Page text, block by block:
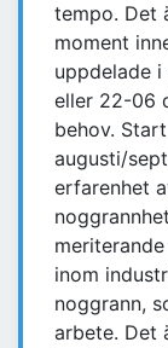
tempo. Det
moment
uppdelade
eller 22-06
behov.
augusti/
erfarenhet
inom
noggrann,
arbete. Det